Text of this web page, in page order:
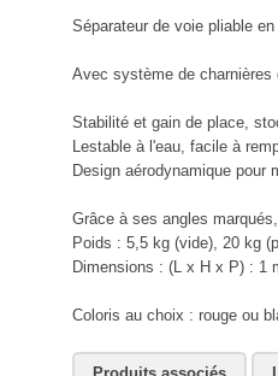
Séparateur de voie pliable
Avec système de charnières
Stabilité et gain de place,
Lestable à l'eau, facile à
Design aérodynamique pour
Grâce à ses angles
Poids : 5,5 kg (vide), 20 kg
Dimensions : (L x H x P) : 1
Coloris au choix : rouge ou